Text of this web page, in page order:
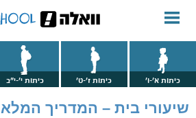
כיתות א'-ו' כיתות ז'-ט' כיתות י'-י"ב
שיעורי בית – המדריך המלא